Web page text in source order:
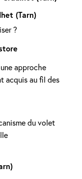
(Tarn)
?
approche
acquis au fil des
du volet